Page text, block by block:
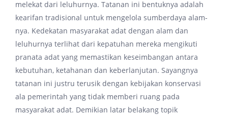
melekat dari leluhurnya. Tatanan ini bentuknya adalah
kearifan tradisional untuk mengelola sumberdaya alam-
nya. Kedekatan masyarakat adat dengan alam dan
leluhurnya terlihat dari kepatuhan mereka mengikuti
pranata adat yang memastikan keseimbangan antara
kebutuhan, ketahanan dan keberlanjutan. Sayangnya
tatanan ini justru terusik dengan kebijakan konservasi
ala pemerintah yang tidak memberi ruang pada
masyarakat adat. Demikian latar belakang topik